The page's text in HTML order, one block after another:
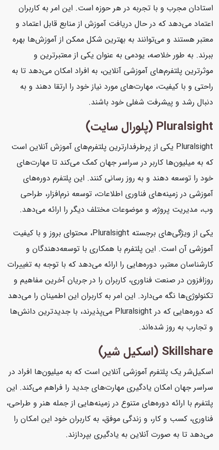
استادان مجرب و با تجربه در هر حوزه است. این امر به کاربران
اعتماد می‌دهد که در حال دریافت آموزش از منابع قابل اعتماد و
معتبر هستند و می‌توانند به بهترین شکل ممکن از آموزش‌ها بهره
ببرند. به طور خلاصه، یودمی به عنوان یکی از معتبرترین و
موثرترین پلتفرم‌های آموزشی آنلاین، به افراد امکان می‌دهد تا به
راحتی و با کیفیت، مهارت‌های مورد نیاز خود را ارتقا دهند و به
دنبال رشد و پیشرفت شغلی خود باشند.
Pluralsight (پلورال سایت)
Pluralsight یکی از پرطرفدارترین پلتفرم‌های آموزش آنلاین است
که به میلیون‌ها کاربر در سراسر جهان کمک می‌کند تا مهارت‌های
خود را توسعه دهند و به روز رسانی کنند. این پلتفرم دوره‌های
آموزشی در زمینه‌های فناوری اطلاعات، توسعه نرم‌افزار، طراحی
وب، مدیریت پروژه، و موضوعات مختلف دیگر را ارائه می‌دهد.
یکی از ویژگی‌های برجسته Pluralsight، محتوای بروز و با کیفیت
آموزشی آن است. این پلتفرم با همکاری با توسعه‌دهندگان و
کارشناسان معتبر، دوره‌هایی را ارائه می‌دهد که با توجه به تغییرات
روزافزون در صنعت فناوری، کاربران را در جریان آخرین مفاهیم و
تکنولوژی‌ها نگه می‌دارد. این امر به کاربران این اطمینان را می‌دهد
که دوره‌هایی که در Pluralsight می‌پذیرند، با جدیدترین دانش‌ها
و تجارب به روز شده‌اند.
Skillshare (اسکیل شیر)
اسکیل‌شر یک پلتفرم آموزشی آنلاین است که به میلیون‌ها افراد در
سراسر جهان امکان یادگیری مهارت‌های جدید را فراهم می‌کند. این
پلتفرم با ارائه دوره‌های متنوع در زمینه‌هایی از جمله هنر و طراحی،
فناوری، کسب و کار، و زندگی موفق، به کاربران خود این امکان را
می‌دهد تا به صورت آنلاین به یادگیری بپردازند.